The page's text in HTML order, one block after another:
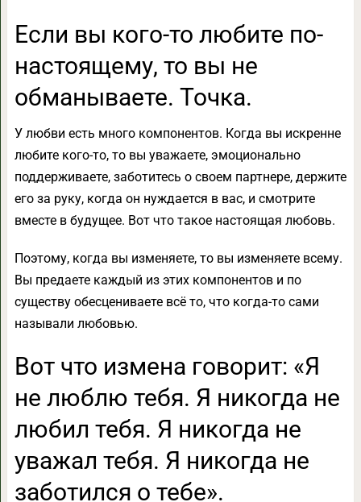
Если вы кого-то любите по-
настоящему, то вы не
обманываете. Точка.
У любви есть много компонентов. Когда вы искренне
любите кого-то, то вы уважаете, эмоционально
поддерживаете, заботитесь о своем партнере, держите
его за руку, когда он нуждается в вас, и смотрите
вместе в будущее. Вот что такое настоящая любовь.
Поэтому, когда вы изменяете, то вы изменяете всему.
Вы предаете каждый из этих компонентов и по
существу обесцениваете всё то, что когда-то сами
называли любовью.
Вот что измена говорит: «Я
не люблю тебя. Я никогда не
любил тебя. Я никогда не
уважал тебя. Я никогда не
заботился о тебе».